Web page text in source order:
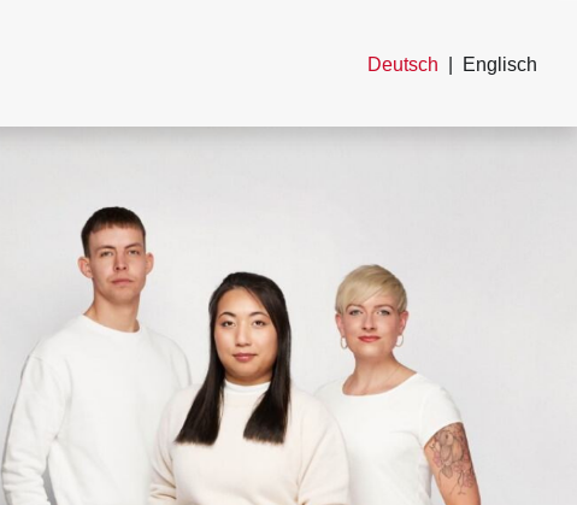
Deutsch Englisch